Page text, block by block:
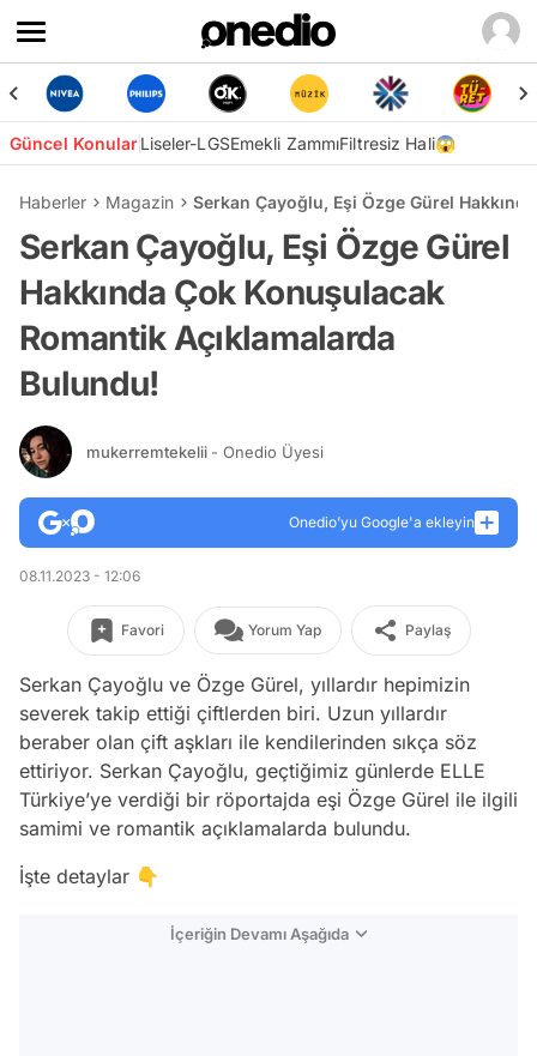
Güncel KonularLiseler-LGSEmekli ZammıFiltresiz Hali😱
Haberler Magazin Serkan Çayoğlu, Eşi Özge Gürel
Serkan Çayoğlu, Eşi Özge Gürel
Hakkında Çok Konuşulacak
Romantik Açıklamalarda
Bulundu!
mukerremtekelii - Onedio Üyesi
Onedio’yu Google'a ekleyin
08.11.2023 - 12:06
Favori Yorum Yap Paylaş
Serkan Çayoğlu ve Özge Gürel, yıllardır hepimizin
severek takip ettiği çiftlerden biri. Uzun yıllardır
beraber olan çift aşkları ile kendilerinden sıkça söz
ettiriyor. Serkan Çayoğlu, geçtiğimiz günlerde ELLE
Türkiye’ye verdiği bir röportajda eşi Özge Gürel ile ilgili
samimi ve romantik açıklamalarda bulundu.
İşte detaylar 👇
İçeriğin Devamı Aşağıda